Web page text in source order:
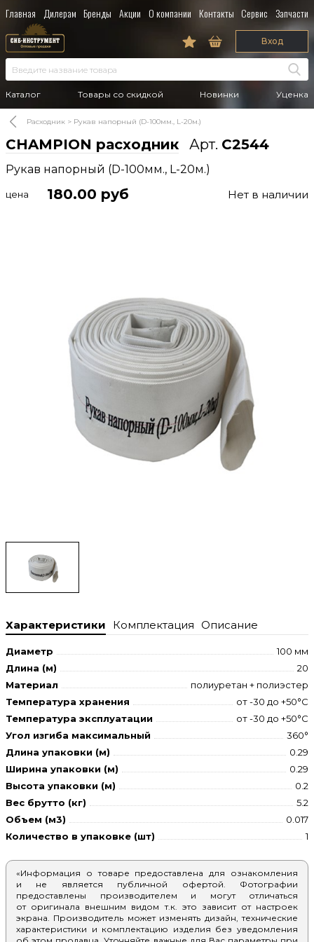
Главная Дилерам Бренды Акции О компании Контакты Сервис Запчасти
Каталог Товары со скидкой Новинки Уценка
Вход
Расходник Рукав напорный (D-100мм., L-20м.)
CHAMPION расходник Арт. C2544
Рукав напорный (D-100мм., L-20м.)
цена 180.00 руб Нет в наличии
Характеристики Комплектация Описание
Диаметр
100 мм
Длина (м)
20
Материал
полиуретан + полиэстер
Температура хранения
от -30 до +50°С
Температура эксплуатации
от -30 до +50°С
Угол изгиба максимальный
360°
Длина упаковки (м)
0.29
Ширина упаковки (м)
0.29
Высота упаковки (м)
0.2
Вес брутто (кг)
5.2
Объем (м3)
0.017
Количество в упаковке (шт)
1
«Информация о товаре предоставлена для ознакомления
и не является публичной офертой. Фотографии
предоставлены производителем и могут отличаться
от оригинала внешним видом т.к. это зависит от настроек
экрана. Производитель может изменять дизайн, технические
характеристики и комплектацию изделия без уведомления